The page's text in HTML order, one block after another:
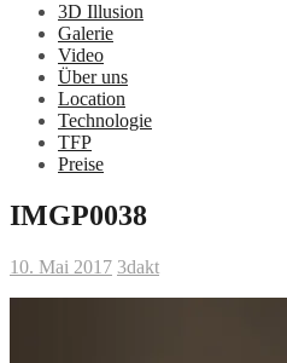
3D Illusion
Galerie
Video
Über uns
Location
Technologie
TFP
Preise
IMGP0038
10. Mai 2017 3dakt